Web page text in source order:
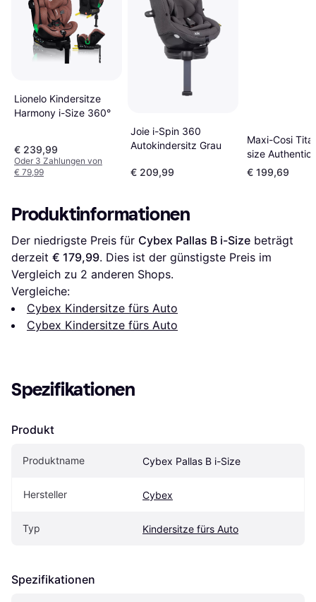
Lionelo Kindersitze
Harmony i-Size 360°
€ 239,99
Oder 3 Zahlungen von
€ 79,99
Joie i-Spin 360
Autokindersitz Grau
€ 209,99
Maxi-Cosi
size Authentic
€ 199,69
Produktinformationen
Der niedrigste Preis für Cybex Pallas B i-Size beträgt
derzeit € 179,99. Dies ist der günstigste Preis im
Vergleich zu 2 anderen Shops.
Vergleiche:
Cybex Kindersitze fürs Auto
Cybex Kindersitze fürs Auto
Spezifikationen
Produkt
Produktname Cybex Pallas B i-Size
Hersteller Cybex
Typ Kindersitze fürs Auto
Spezifikationen